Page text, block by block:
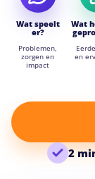
Wat speelt
er?
Problemen,
zorgen en
impact
Wat
en
2